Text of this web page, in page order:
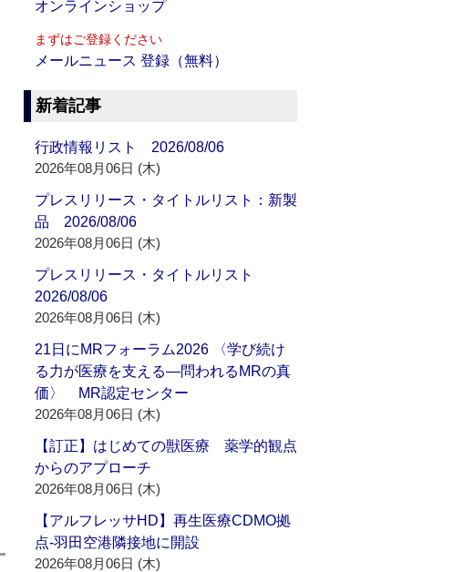
オンラインショップ
まずはご登録ください
メールニュース 登録（無料）
新着記事
行政情報リスト 2026/08/06
2026年08月06日 (木)
プレスリリース・タイトルリスト：新製
品 2026/08/06
2026年08月06日 (木)
プレスリリース・タイトルリスト
2026/08/06
2026年08月06日 (木)
21日にMRフォーラム2026 〈学び続け
る力が医療を支える―問われるMRの真
価〉 MR認定センター
2026年08月06日 (木)
【訂正】はじめての獣医療 薬学的観点
からのアプローチ
2026年08月06日 (木)
【アルフレッサHD】再生医療CDMO拠
点‐羽田空港隣接地に開設
2026年08月06日 (木)